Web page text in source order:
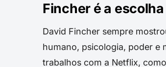
Fincher é a
David Fincher sempre
humano, psicologia, poder e
trabalhos com a Netflix,